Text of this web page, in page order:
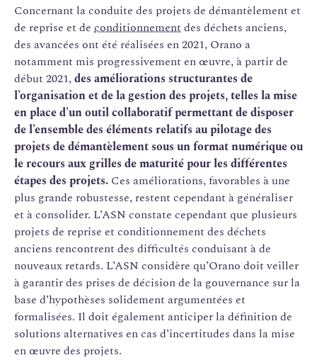
Concernant la conduite des projets de démantèlement et
de reprise et de conditionnement des déchets anciens,
des avancées ont été réalisées en 2021, Orano a
notamment mis progressivement en œuvre, à partir de
début 2021, des améliorations structurantes de
l’organisation et de la gestion des projets, telles la mise
en place d’un outil collaboratif permettant de disposer
de l’ensemble des éléments relatifs au pilotage des
projets de démantèlement sous un format numérique ou
le recours aux grilles de maturité pour les différentes
étapes des projets. Ces améliorations, favorables à une
plus grande robustesse, restent cependant à généraliser
et à consolider. L’ASN constate cependant que plusieurs
projets de reprise et conditionnement des déchets
anciens rencontrent des difficultés conduisant à de
nouveaux retards. L’ASN considère qu’Orano doit veiller
à garantir des prises de décision de la gouvernance sur la
base d’hypothèses solidement argumentées et
formalisées. Il doit également anticiper la définition de
solutions alternatives en cas d’incertitudes dans la mise
en œuvre des projets.